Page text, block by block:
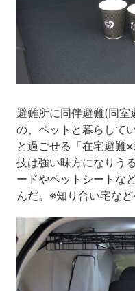
避難所に同伴避難(同室
の、ペットと暮らして
と過ごせる「在宅避難
技は強い味方になりう
ードやペットシートな
んだ。※知り合い宅など